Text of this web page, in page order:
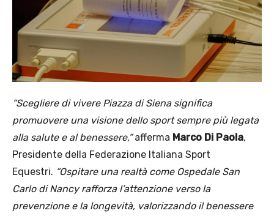
“Scegliere di vivere Piazza di Siena significa
promuovere una visione dello sport sempre più legata
alla salute e al benessere,”afferma Marco Di Paola,
Presidente della Federazione Italiana Sport
Equestri. “Ospitare una realtà come Ospedale San
Carlo di Nancy rafforza l’attenzione verso la
prevenzione e la longevità, valorizzando il benessere